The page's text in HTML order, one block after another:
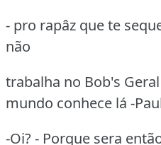
- pro rapâz que te
não
trabalha no Bob's
mundo conhece lá -
-Oi? - Porque sera